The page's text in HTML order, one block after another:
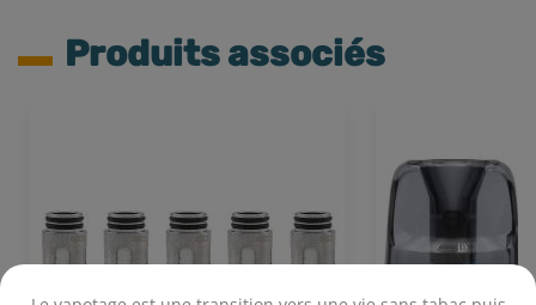
Produits associés